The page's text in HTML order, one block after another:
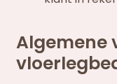
Algemene